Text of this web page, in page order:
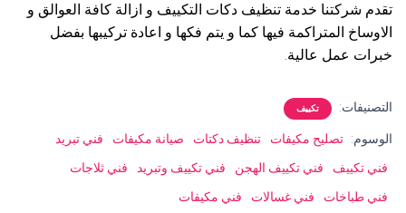
تقدم شركتنا خدمة تنظيف دكات التكييف و ازالة كافة العوالق و
الاوساخ المتراكمة فيها كما و يتم فكها و اعادة تركيبها بفضل
خبرات عمل عالية.
التصنيفات: تكييف
الوسوم: تصليح مكيفات تنظيف دكتات صيانة مكيفات
فني تبريد
فني تكييف
فني تكييف الهجن فني تكييف وتبريد
فني ثلاجات
فني طباخات
فني غسالات فني مكيفات